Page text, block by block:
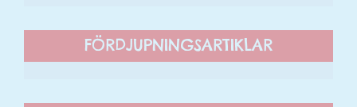
FÖRDJUPNINGSARTIKLAR
baserat på
hur hemsidan